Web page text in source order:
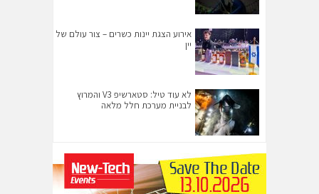
אירוע הצגת יינות כשרים – צור עולם של
יין
לא עוד טיל: סטארשיפ V3 והמרוץ
לבניית מערכת חלל מלאה